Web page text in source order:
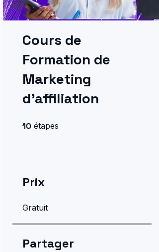
Cours de
Formation de
Marketing
d'affiliation
10 étapes
Prix
Gratuit
Partager